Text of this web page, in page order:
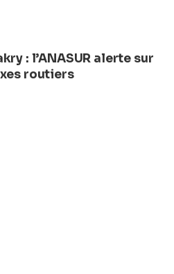
: l’ANASUR alerte sur
routiers